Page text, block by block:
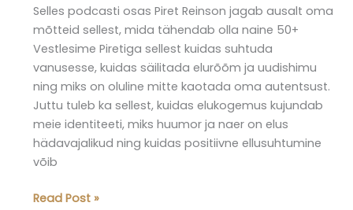
Selles podcasti osas Piret Reinson jagab ausalt oma
mõtteid sellest, mida tähendab olla naine 50+
Vestlesime Piretiga sellest kuidas suhtuda
vanusesse, kuidas säilitada elurõõm ja uudishimu
ning miks on oluline mitte kaotada oma autentsust.
Juttu tuleb ka sellest, kuidas elukogemus kujundab
meie identiteeti, miks huumor ja naer on elus
hädavajalikud ning kuidas positiivne ellusuhtumine
võib
Elu50pluss
Read Post »